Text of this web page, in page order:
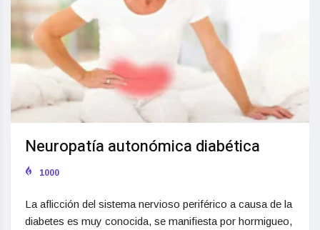
Neuropatía autonómica diabética
1000
La aflicción del sistema nervioso periférico a causa de la
diabetes es muy conocida, se manifiesta por hormigueo,